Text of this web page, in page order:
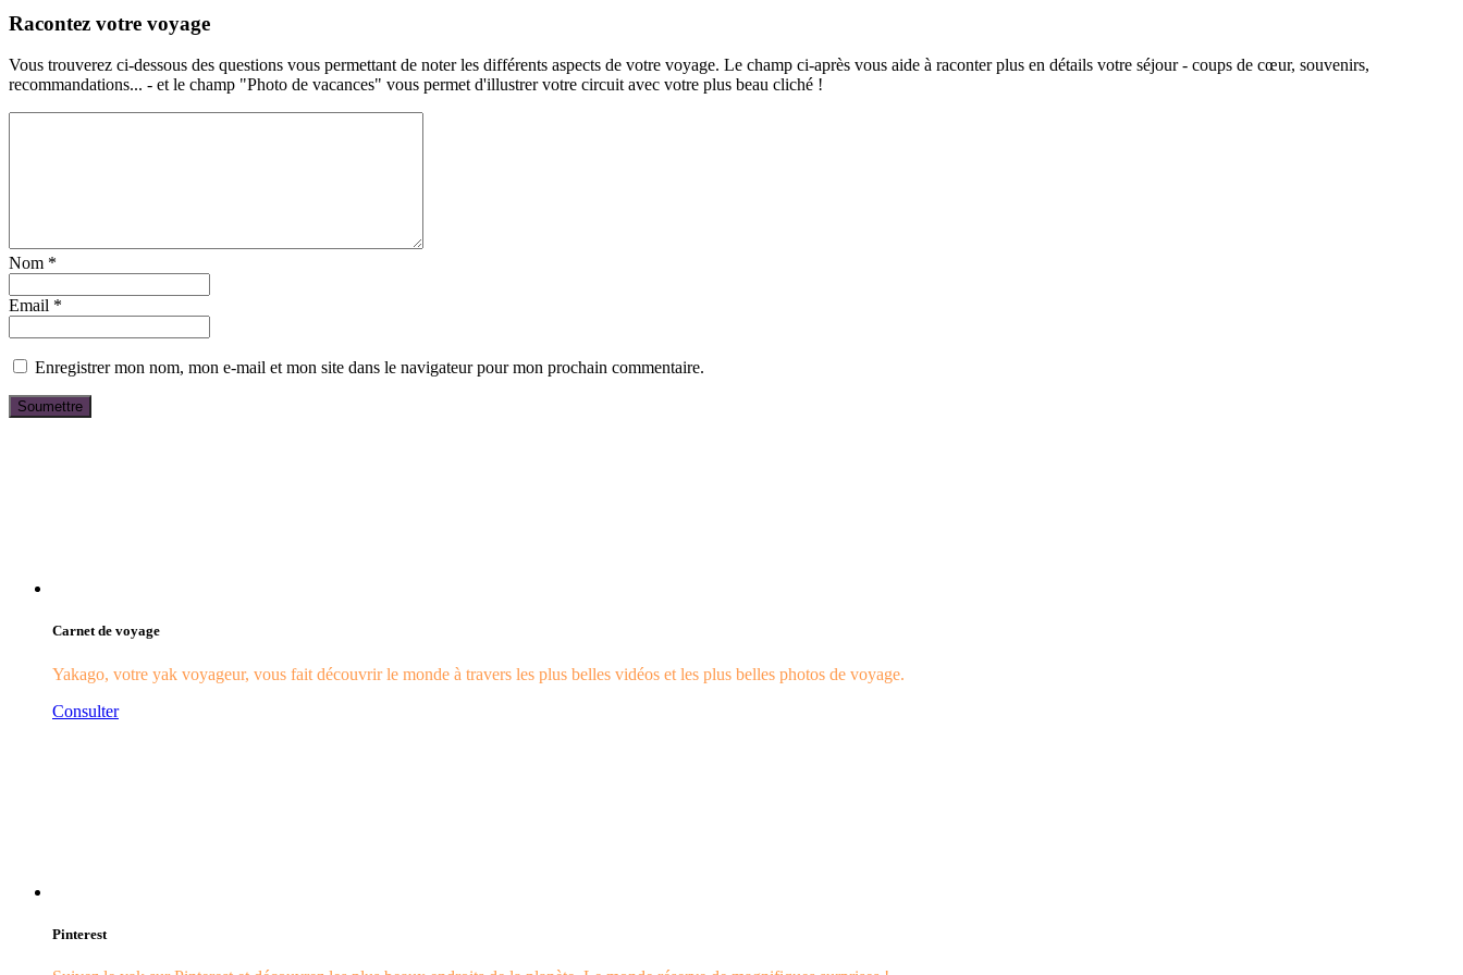
Racontez votre voyage
Vous trouverez ci-dessous des questions vous permettant de noter les différents aspects de votre voyage. Le champ ci-après vous aide à raconter plus en détails votre séjour - coups de cœur, souvenirs,
recommandations... - et le champ "Photo de vacances" vous permet d'illustrer votre circuit avec votre plus beau cliché !
Nom *
Email *
Enregistrer mon nom, mon e-mail et mon site dans le navigateur pour mon prochain commentaire.
Carnet de voyage
Yakago, votre yak voyageur, vous fait découvrir le monde à travers les plus belles vidéos et les plus belles photos de voyage.
Consulter
Pinterest